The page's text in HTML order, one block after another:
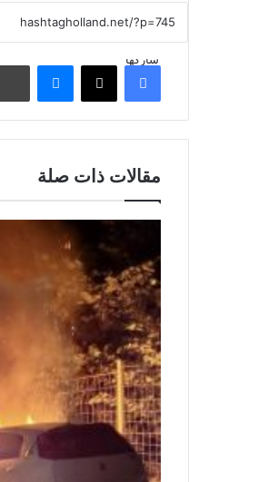
شاركهافيسبوك ‫X ماسنجر
مقالات ذات صلة